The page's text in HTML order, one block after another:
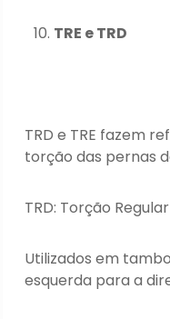
TRE e TRD
TRD e TRE fazem
torção das pernas
TRD: Torção
Utilizados em
esquerda para a